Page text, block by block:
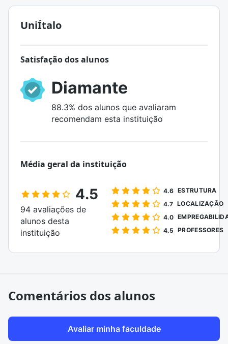
UniÍtalo
Satisfação dos alunos
Diamante
88.3% dos alunos que avaliaram
recomendam esta instituição
Média geral da instituição
4.5
94 avaliações de
alunos desta
instituição
4.6 ESTRUTURA
4.7 LOCALIZAÇÃO
4.0
4.5 PROFESSORES
Comentários dos alunos
Avaliar minha faculdade